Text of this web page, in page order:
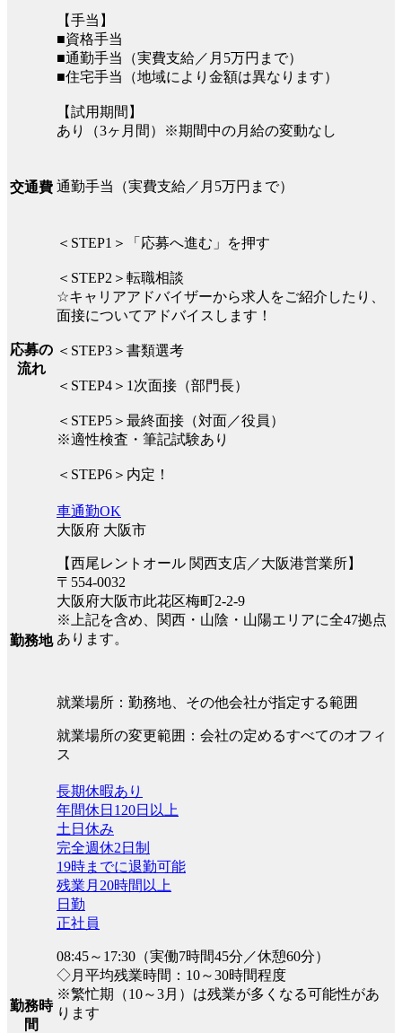
【手当】
■資格手当
■通勤手当（実費支給／月5万円まで）
■住宅手当（地域により金額は異なります）
【試用期間】
あり（3ヶ月間）※期間中の月給の変動なし
交通費 通勤手当（実費支給／月5万円まで）
応募の
流れ
＜STEP1＞「応募へ進む」を押す
＜STEP2＞転職相談
☆キャリアアドバイザーから求人をご紹介したり、
面接についてアドバイスします！
＜STEP3＞書類選考
＜STEP4＞1次面接（部門長）
＜STEP5＞最終面接（対面／役員）
※適性検査・筆記試験あり
＜STEP6＞内定！
勤務地
車通勤OK
大阪府 大阪市
【西尾レントオール 関西支店／大阪港営業所】
〒554-0032
大阪府大阪市此花区梅町2-2-9
※上記を含め、関西・山陰・山陽エリアに全47拠点
あります。
就業場所：勤務地、その他会社が指定する範囲
就業場所の変更範囲：会社の定めるすべてのオフィ
ス
勤務時
間
長期休暇あり
年間休日120日以上
土日休み
完全週休2日制
19時までに退勤可能
残業月20時間以上
日勤
正社員
08:45～17:30（実働7時間45分／休憩60分）
◇月平均残業時間：10～30時間程度
※繁忙期（10～3月）は残業が多くなる可能性があ
ります